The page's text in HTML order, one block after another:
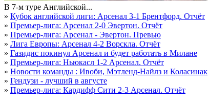
В 7-м туре Английской...
» Кубок английской лиги: Арсенал 3-1 Брентфорд. Отчёт
» Премьер-лига: Арсенал 2-0 Эвертон. Отчёт
» Премьер-лига: Арсенал - Эвертон. Превью
» Лига Европы: Арсенал 4-2 Ворскла. Отчёт
» Газидис покинул Арсенал и будет работать в Милане
» Премьер-лига: Ньюкасл 1-2 Арсенал. Отчёт
» Новости команды : Ивоби, Мэтленд-Найлз и Коласинак
» Гендузи - лучший в августе
» Премьер-лига: Кардифф Сити 2-3 Арсенал. Отчёт